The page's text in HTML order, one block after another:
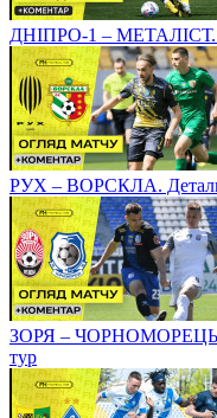
ДНІПРО-1 – МЕТАЛІСТ.
РУХ – ВОРСКЛА.
ЗОРЯ – ЧОРНОМОРЕЦЬ.
тур